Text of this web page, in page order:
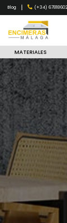
Blog | (+34)
MATERIALES